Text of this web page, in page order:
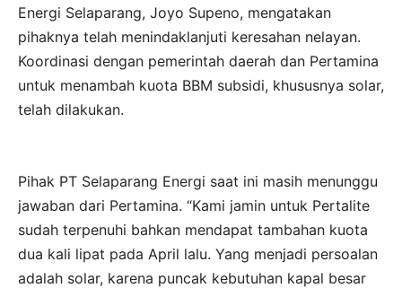
Energi Selaparang, Joyo Supeno, mengatakan
pihaknya telah menindaklanjuti keresahan nelayan.
Koordinasi dengan pemerintah daerah dan Pertamina
untuk menambah kuota BBM subsidi, khususnya solar,
telah dilakukan.
Pihak PT Selaparang Energi saat ini masih menunggu
jawaban dari Pertamina. “Kami jamin untuk Pertalite
sudah terpenuhi bahkan mendapat tambahan kuota
dua kali lipat pada April lalu. Yang menjadi persoalan
adalah solar, karena puncak kebutuhan kapal besar